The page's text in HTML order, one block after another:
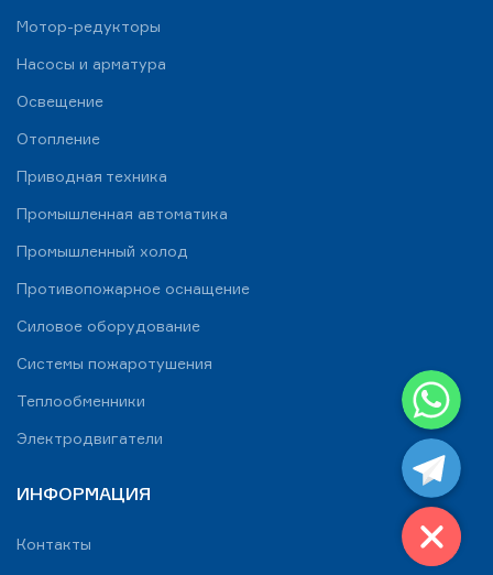
Мотор-редукторы
Насосы и арматура
Освещение
Отопление
Приводная техника
Промышленная автоматика
Промышленный холод
Противопожарное оснащение
Силовое оборудование
Системы пожаротушения
Теплообменники
Электродвигатели
ИНФОРМАЦИЯ
Контакты
WhatsApp
Telegram